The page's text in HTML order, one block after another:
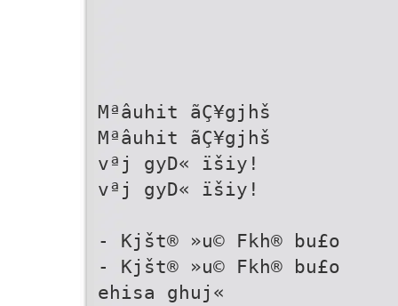
Mªâuhit ãÇ¥gjhš
Mªâuhit ãÇ¥gjhš
vªj gyD« ïšiy!
vªj gyD« ïšiy!
- Kjšt® »u© Fkh® bu£o
- Kjšt® »u© Fkh® bu£o
ehisa ghuj«